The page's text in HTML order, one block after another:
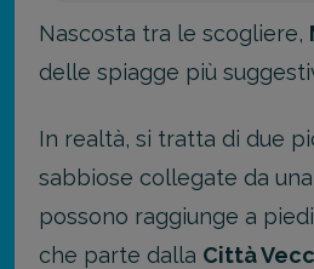
Nascosta tra le scogliere,
delle spiagge più
In realtà, si tratta di due
sabbiose collegate da
possono raggiunge a
che parte dalla Città